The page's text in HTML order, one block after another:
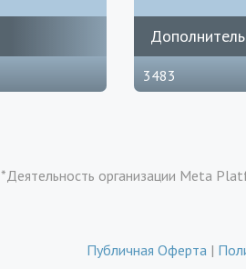
3483
*Деятельность организации Meta
Публичная Оферта |